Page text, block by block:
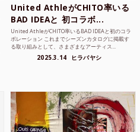
United AthleがCHITO率いる
BAD IDEAと 初コラボ...
United AthleがCHITO率いるBAD IDEAと初のコラ
ボレーション これまでシーズンカタログに掲載す
る取り組みとして、さまざまなアーティス...
2025.3.14 ヒラバヤシ